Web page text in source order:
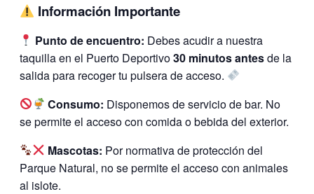
Información Importante
Punto de encuentro: Debes acudir a nuestra
taquilla en el Puerto Deportivo30 minutos antesde la
salida para recoger tu pulsera de acceso.
Consumo: Disponemos de servicio de bar. No
se permite el acceso con comida o bebida del exterior.
Mascotas: Por normativa de protección del
Parque Natural, no se permite el acceso con animales
al islote.